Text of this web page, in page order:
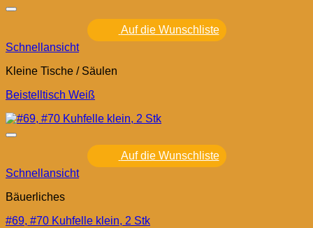
Auf die Wunschliste
Schnellansicht
Kleine Tische / Säulen
Beistelltisch Weiß
Auf die Wunschliste
Schnellansicht
Bäuerliches
#69, #70 Kuhfelle klein, 2 Stk